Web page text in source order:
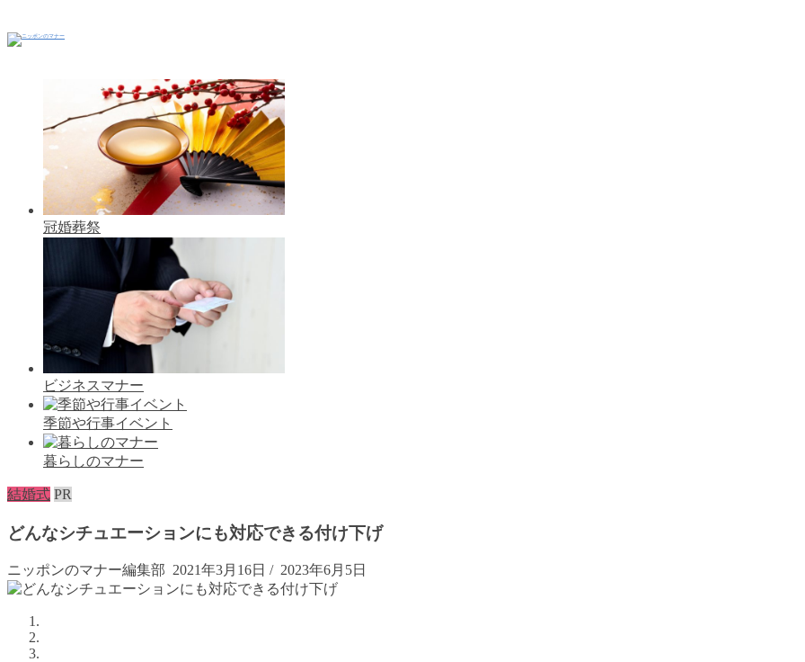
冠婚葬祭
ビジネスマナー
季節や行事イベント
暮らしのマナー
結婚式 PR
どんなシチュエーションにも対応できる付け下げ
ニッポンのマナー編集部 2021年3月16日 / 2023年6月5日